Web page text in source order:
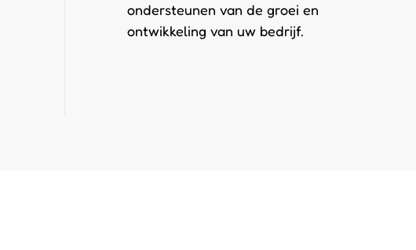
ondersteunen van de groei en
ontwikkeling van uw bedrijf.